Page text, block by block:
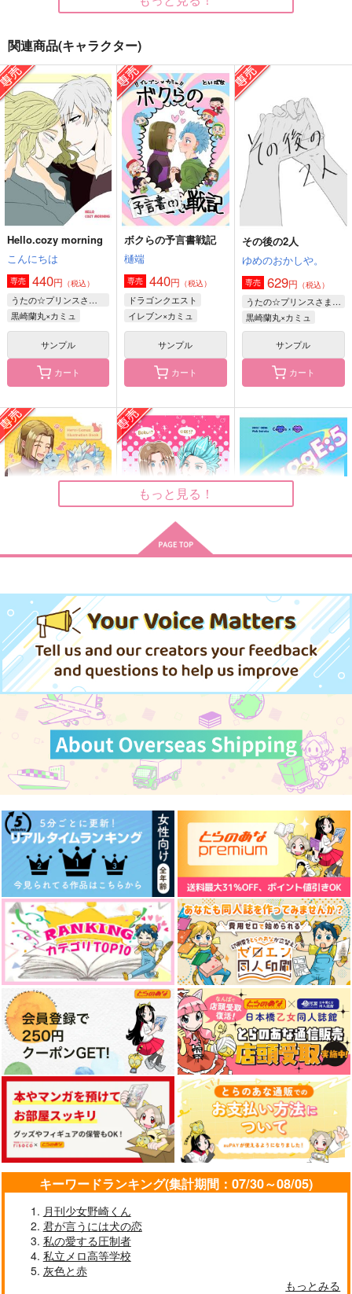
前後不覚の魅惑酒
March
660円（税込）
クロード×ベレス
サンプル
作品詳細
００のコンフリクト
March
849円（税込）
シルヴァン×ベレス
サンプル
作品詳細
遠き日の恋文
部屋とYシャツと手槍
660円（税込）
ディミトリ×ベレス
サンプル
作品詳細
なかよくしようぜ！
Sunny Garden
385円（税込）
クロード
beast and devils
チーズマカロニ
700円（税込）
ディミトリ
サンプル
作品詳細
虚ろの花
熱闘ジャンキー
1,100円 （税込）
シルヴァン
NEVER DIE
SurferFarm
787円（税込）
ディミトリ×エーデルガルト
サンプル
作品詳細
LIFE!!2
らいげきたい
770円（税込）
ディミトリ×ベレス
サンプル
作品詳細
青のコントレイル
らいげきたい
円（税込）
シルヴァン×ベレス
サンプル
作品詳細
君はレモン
部屋とYシャツと手槍
715円（税込）
ディミトリ×ベレス
サンプル
作品詳細
kisses
らいげきたい
1,595 （税込）
ディミトリ×ベレス
サンプル
作品詳細
ディミレスステッカー
セット
チーズマカロニ
231円（税込）
ディミトリ×ベレス
サンプル
作品詳細
関連商品(キャラクター)
Hello.cozy morning
こんにちは
専売 440円 （税込）
うたの☆プリンスさまっ♪
黒崎蘭丸×カミュ
サンプル
カート
ボクらの予言書戦記
樋端
専売 440円 （税込）
ドラゴンクエスト
イレブン×カミュ
サンプル
カート
その後の2人
ゆめのおかしや。
専売 629円 （税込）
うたの☆プリンスさまっ♪
黒崎蘭丸×カミュ
サンプル
カート
エモエモン
専売 770円 （税込）
ドラゴンクエスト
主人公×カミュ
サンプル
カート
ゆずみつ
専売 472円（税込）
主人公×カミュ
アロマ
787円（税込）
ドラゴンクエスト
カミュ×主人公
サンプル
TABOO NIGHT XXXX
FOREVER
Beige
専売 787円（税込）
カミュ
オールキャラ
サンプル
カート
寿先輩！俺と結婚して
ください！！(第2版)
25cm
専売 787円（税込）
うたの☆プリンスさまっ♪
カミュ×寿嶺二
サンプル
カート
アイタイエトワール
15gram
専売 629円（税込）
うたの☆プリンスさまっ♪
カミュ×神宮寺レン
サンプル
カート
さよならロマンティッ
もっと見る！
キーワードランキング(集計期間：07/30～08/05)
月刊少女野崎くん
君が言うには犬の恋
私の愛する圧制者
私立メロ高等学校
灰色と赤
もっとみる